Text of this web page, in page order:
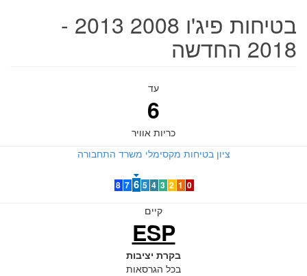
בטיחות פיג'ו 2008 2013 -
2018 החדשה
עד
6
כריות אוויר
ציון בטיחות מקסימלי משרד התחבורה
0
1
2
3
4
5
6
7
8
קיים
ESP
בקרת יציבות
בכל הגרסאות